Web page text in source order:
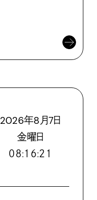
2026年8月7日
金曜日
０８:１６:２２